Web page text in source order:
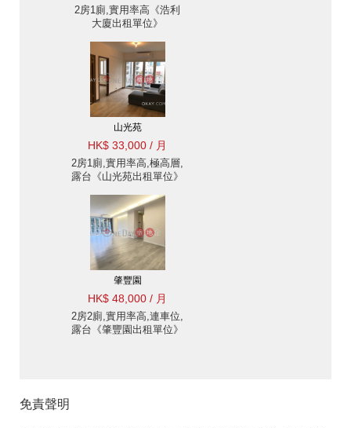
2房1廁,實用率高《浩利
大廈出租單位》
山光苑
HK$ 33,000 / 月
2房1廁,實用率高,極高層,
露台《山光苑出租單位》
肇豐園
HK$ 48,000 / 月
2房2廁,實用率高,連車位,
露台《肇豐園出租單位》
免責聲明